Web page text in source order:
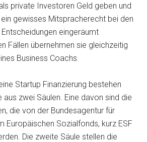
private Investoren Geld geben und
gewisses Mitspracherecht bei den
eingeräumt
Fällen übernehmen sie gleichzeitig
Business Coachs.
Startup Finanzierung bestehen
aus zwei Säulen. Eine davon sind die
die von der Bundesagentur für
Europäischen Sozialfonds, kurz ESF
Die zweite Säule stellen die